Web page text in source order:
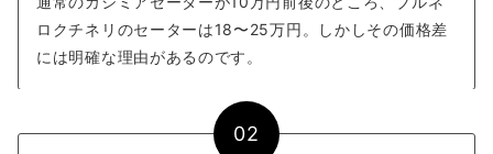
ロクチネリのセーターは18〜25万円。しかしその価格差
には明確な理由があるのです。
02